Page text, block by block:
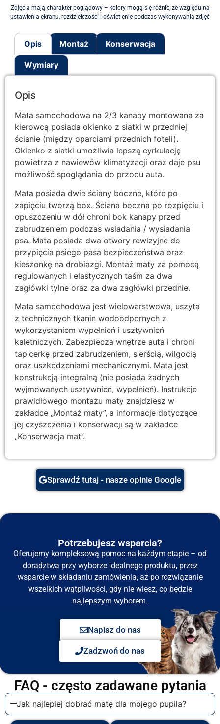
Zdjęcia mają charakter poglądowy – kolory mogą się różnić, ze względu na
ustawienia ekranu, rozdzielczości i oświetlenie podczas wykonywania zdjęć
Opis Montaż Konserwacja
Wymiary
Opis
Mata samochodowa na 2/3 kanapy montowana za
kierowcą posiada okienko z siatki w przedniej
ścianie (między oparciami przednich foteli).
Okienko z siatki umożliwia lepszą cyrkulację
powietrza z nawiewów klimatyzacji oraz daje psu
możliwość spoglądania do przodu auta.
Mata posiada dwie ściany boczne, które po
zapięciu tworzą box. Ściana boczna po rozpięciu i
opuszczeniu w dół chroni bok kanapy przed
zabrudzeniem podczas wsiadania / wysiadania
psa. Mata posiada dwa otwory rewizyjne do
przypięcia psiego pasa bezpieczeństwa oraz
kieszonkę na drobiazgi. Montaż maty za pomocą
regulowanych i elastycznych taśm za dwa
zagłówki tylne oraz za dwa zagłówki przednie.
Mata samochodowa jest wielowarstwowa, uszyta
z technicznych tkanin wodoodpornych z
wykorzystaniem wypełnień i usztywnień
kaletniczych. Zabezpiecza wnętrze auta i chroni
tapicerkę przed zabrudzeniem, sierścią, wilgocią
oraz uszkodzeniami mechanicznymi. Mata jest
konstrukcją integralną (nie posiada żadnych
wyjmowanych usztywnień, wypełnień). Instrukcje
prawidłowego montażu maty znajdziesz w
zakładce „Montaż maty”, a informacje dotyczące
jej czyszczenia i konserwacji są w zakładce
„Konserwacja mat”.
Sprawdź tutaj - nasze opinie Google
Potrzebujesz wsparcia?
Oferujemy kompleksową pomoc na każdym etapie – od
doradztwa przy wyborze idealnego produktu, przez
wsparcie w składaniu zamówienia, aż po rozwiązanie
wszelkich wątpliwości, gdy nie wiesz, co będzie
najlepszym wyborem.
Napisz do nas
Zadzwoń do nas
FAQ - często zadawane pytania
Jak najlepiej dobrać matę dla mojego pupila?